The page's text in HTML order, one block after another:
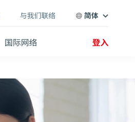
国际网络 登入
与我们联络 简体